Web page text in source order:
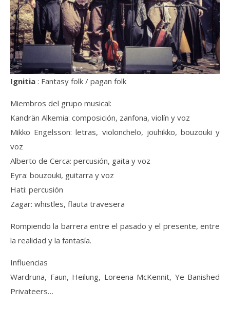
Ignitia : Fantasy folk / pagan folk
Miembros del grupo musical:
Kandrän Alkemia: composición, zanfona, violín y voz
Mikko Engelsson: letras, violonchelo, jouhikko, bouzouki y
voz
Alberto de Cerca: percusión, gaita y voz
Eyra: bouzouki, guitarra y voz
Hati: percusión
Zagar: whistles, flauta travesera
Rompiendo la barrera entre el pasado y el presente, entre
la realidad y la fantasía.
Influencias
Wardruna, Faun, Heilung, Loreena McKennit, Ye Banished
Privateers…